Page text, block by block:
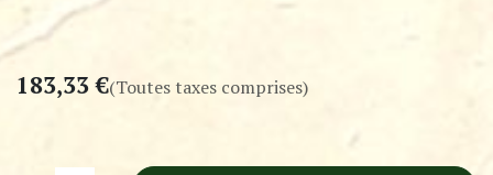
183,33€(Toutes taxes comprises)